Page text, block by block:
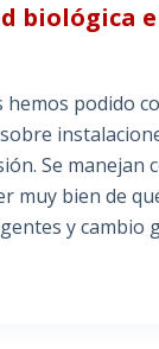
podido
Se manejan
muy bien de
y cambio